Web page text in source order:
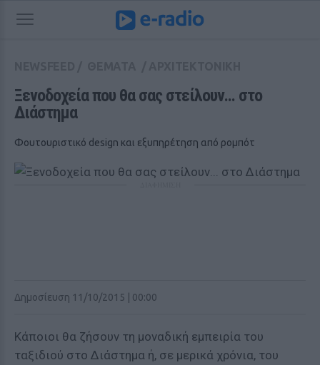
Ξενοδοχεία που θα σας στείλουν... στο
Διάστημα
Φουτουριστικό design και εξυπηρέτηση από ρομπότ
Δημοσίευση 11/10/2015 | 00:00
Κάποιοι θα ζήσουν τη μοναδική εμπειρία του
ταξιδιού στο Διάστημα ή, σε μερικά χρόνια, του